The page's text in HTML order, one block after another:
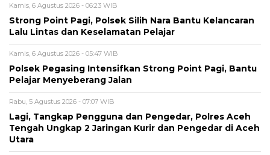
Kamis, 6 Agustus 2026 - 06:23 WIB
Strong Point Pagi, Polsek Silih Nara Bantu Kelancaran
Lalu Lintas dan Keselamatan Pelajar
Kamis, 6 Agustus 2026 - 05:47 WIB
Polsek Pegasing Intensifkan Strong Point Pagi, Bantu
Pelajar Menyeberang Jalan
Rabu, 5 Agustus 2026 - 07:07 WIB
Lagi, Tangkap Pengguna dan Pengedar, Polres Aceh
Tengah Ungkap 2 Jaringan Kurir dan Pengedar di Aceh
Utara